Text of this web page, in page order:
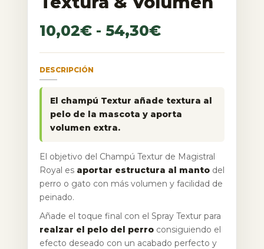
10,02€ - 54,30€
DESCRIPCIÓN
El champú Textur añade textura al
pelo de la mascota y aporta
volumen extra.
El objetivo del Champú Textur de Magistral
Royal es aportar estructura al manto del
perro o gato con más volumen y facilidad de
peinado.
Añade el toque final con el Spray Textur para
realzar el pelo del perro consiguiendo el
efecto deseado con un acabado perfecto y